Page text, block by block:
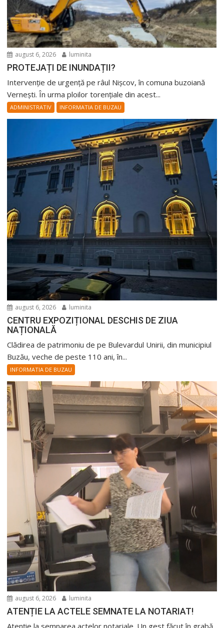
august 6, 2026 luminita
PROTEJAȚI DE INUNDAȚII?
Intervenție de urgență pe râul Nișcov, în comuna buzoiană
Vernești. În urma ploilor torențiale din acest...
ADMINISTRATIV INFORMATIA DE BUZAU
august 6, 2026 luminita
CENTRU EXPOZIȚIONAL DESCHIS DE ZIUA
NAȚIONALĂ
Clădirea de patrimoniu de pe Bulevardul Unirii, din municipiul
Buzău, veche de peste 110 ani, în...
INFORMATIA DE BUZAU
august 6, 2026 luminita
ATENȚIE LA ACTELE SEMNATE LA NOTARIAT!